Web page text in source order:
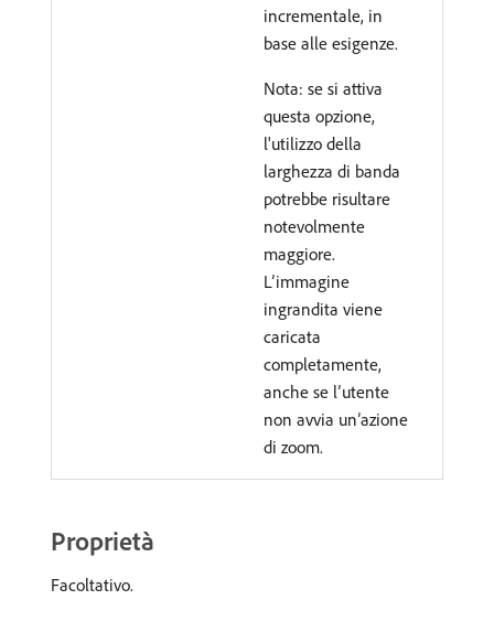
incrementale, in
base alle esigenze.
Nota: se si attiva
questa opzione,
l'utilizzo della
larghezza di banda
potrebbe risultare
notevolmente
maggiore.
L’immagine
ingrandita viene
caricata
completamente,
anche se l’utente
non avvia un’azione
di zoom.
Proprietà
Facoltativo.